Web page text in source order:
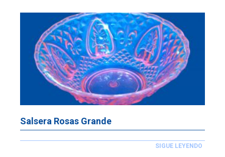
Salsera Rosas Grande
SIGUE LEYENDO